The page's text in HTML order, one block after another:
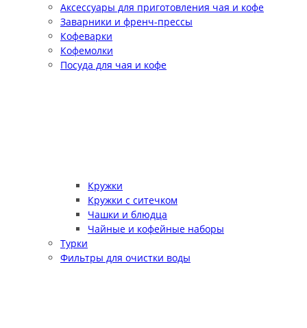
Аксессуары для приготовления чая и кофе
Заварники и френч-прессы
Кофеварки
Кофемолки
Посуда для чая и кофе
Кружки
Кружки с ситечком
Чашки и блюдца
Чайные и кофейные наборы
Турки
Фильтры для очистки воды